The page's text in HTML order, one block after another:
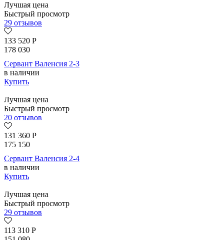
Лучшая цена
Быстрый просмотр
29 отзывов
133 520 Р
178 030
Сервант Валенсия 2-3
в наличии
Купить
Лучшая цена
Быстрый просмотр
20 отзывов
131 360 Р
175 150
Сервант Валенсия 2-4
в наличии
Купить
Лучшая цена
Быстрый просмотр
29 отзывов
113 310 Р